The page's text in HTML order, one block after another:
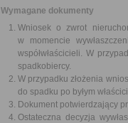
Wymagane dokumenty
Wniosek o zwrot
w momencie
współwłaścicieli. W
spadkobiercy.
W przypadku złożenia
do spadku po byłym
Dokument potwierdzający
Ostateczna decyzja